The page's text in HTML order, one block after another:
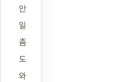
안
일
좀
도
와